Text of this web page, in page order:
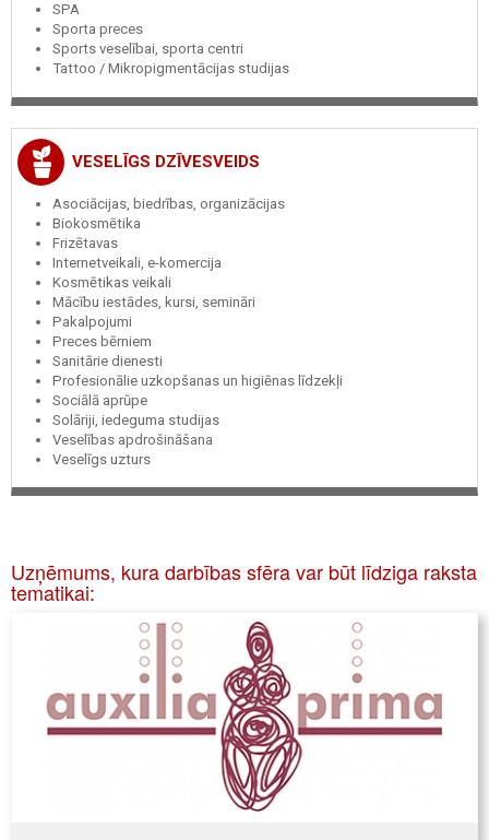
SPA
Sporta preces
Sports veselībai, sporta centri
Tattoo / Mikropigmentācijas studijas
VESELĪGS DZĪVESVEIDS
Asociācijas, biedrības, organizācijas
Biokosmētika
Frizētavas
Internetveikali, e-komercija
Kosmētikas veikali
Mācību iestādes, kursi, semināri
Pakalpojumi
Preces bērniem
Sanitārie dienesti
Profesionālie uzkopšanas un higiēnas līdzekļi
Sociālā aprūpe
Solāriji, iedeguma studijas
Veselības apdrošināšana
Veselīgs uzturs
Uzņēmums, kura darbības sfēra var būt līdziga raksta
tematikai: